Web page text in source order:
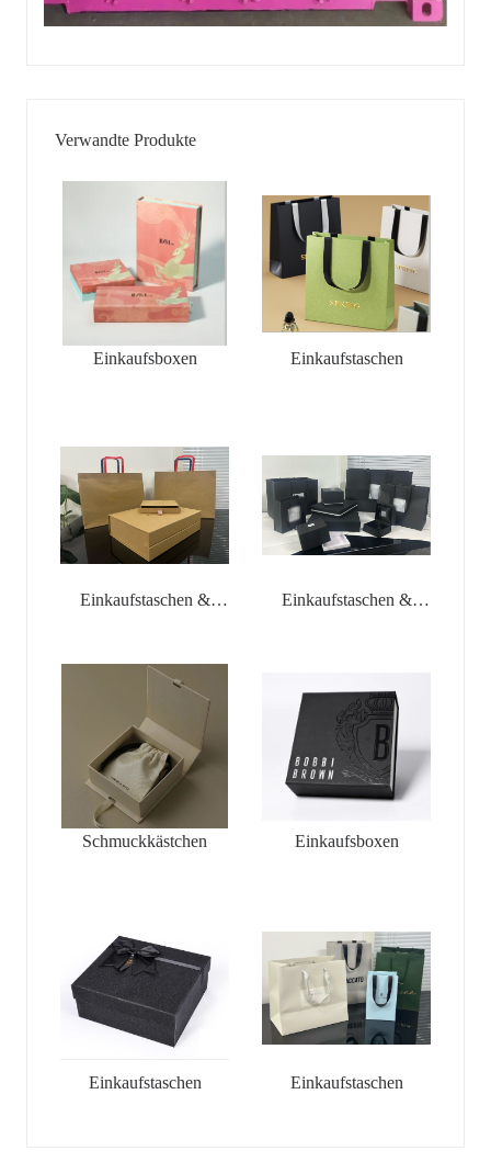
Verwandte Produkte
Einkaufsboxen Einkaufstaschen
Einkaufstaschen &
Einkaufstaschen &
Schmuckkästchen Einkaufsboxen
Einkaufstaschen Einkaufstaschen